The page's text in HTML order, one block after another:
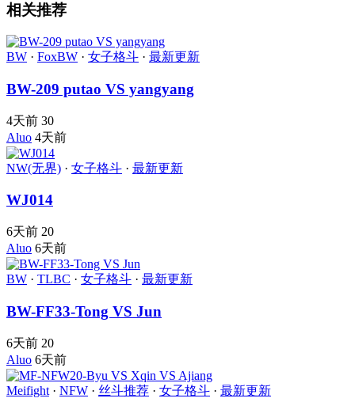
相关推荐
BW · FoxBW · 女子格斗 · 最新更新
BW-209 putao VS yangyang
4天前 30
Aluo 4天前
NW(无界) · 女子格斗 · 最新更新
WJ014
6天前 20
Aluo 6天前
BW · TLBC · 女子格斗 · 最新更新
BW-FF33-Tong VS Jun
6天前 20
Aluo 6天前
Meifight · NFW · 丝斗推荐 · 女子格斗 · 最新更新